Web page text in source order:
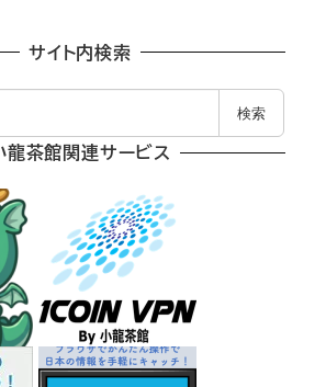
サイト内検索
検索
龍茶館関連サービス